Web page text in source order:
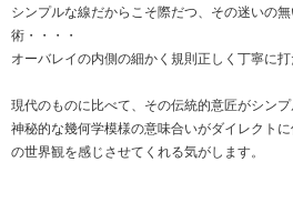
シンプルな線だからこそ際だつ、その迷いの
術・・・・
オーバレイの内側の細かく規則正しく丁寧に
現代のものに比べて、その伝統的意匠がシン
神秘的な幾何学模様の意味合いがダイレクト
の世界観を感じさせてくれる気がします。